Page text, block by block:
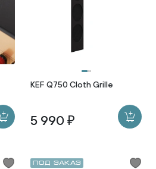
KEF Q750 Cloth Grille
5 990 ₽
Под заказ